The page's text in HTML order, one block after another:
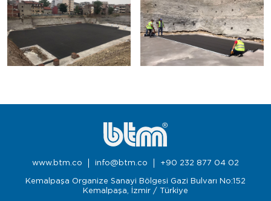
www.btm.co info@btm.co +90 232 877 04 02
Kemalpaşa Organize Sanayi Bölgesi Gazi Bulvarı No:152
Kemalpaşa, İzmir / Türkiye